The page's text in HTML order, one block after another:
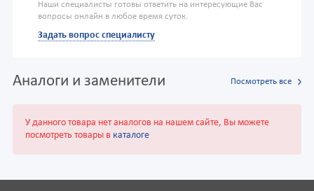
Наши специалисты готовы ответить на интересующие Вас
вопросы онлайн в любое время суток.
Задать вопрос специалисту
Аналоги и заменители Посмотреть все
У данного товара нет аналогов на нашем сайте, Вы можете
посмотреть товары в каталоге